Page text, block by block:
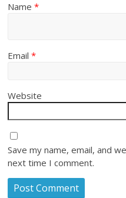
Name*
Email*
Website
Save my name, email, and
next time I comment.